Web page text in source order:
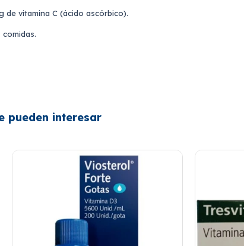
de vitamina C (ácido ascórbico).
comidas.
pueden interesar